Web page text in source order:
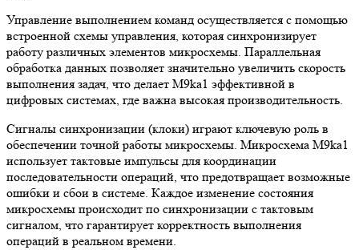
Управление выполнением команд осуществляется с помощью
встроенной схемы управления, которая синхронизирует
работу различных элементов микросхемы. Параллельная
обработка данных позволяет значительно увеличить скорость
выполнения задач, что делает M9ka1 эффективной в
цифровых системах, где важна высокая производительность.
Сигналы синхронизации (клоки) играют ключевую роль в
обеспечении точной работы микросхемы. Микросхема M9ka1
использует тактовые импульсы для координации
последовательности операций, что предотвращает возможные
ошибки и сбои в системе. Каждое изменение состояния
микросхемы происходит по синхронизации с тактовым
сигналом, что гарантирует корректность выполнения
операций в реальном времени.